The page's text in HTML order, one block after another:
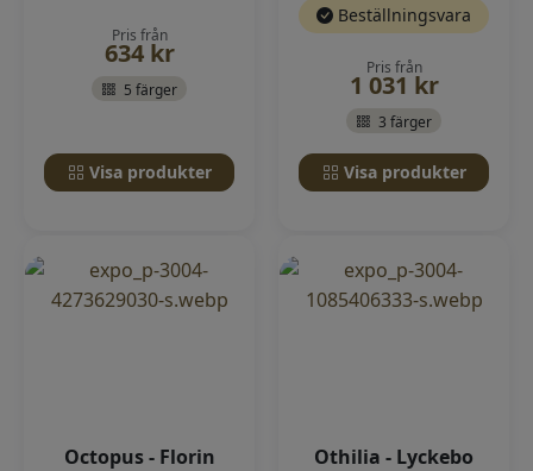
Pris från
634 kr
5 färger
Visa produkter
Beställningsvara
Pris från
1 031 kr
3 färger
Visa produkter
Octopus - Florin Othilia - Lyckebo